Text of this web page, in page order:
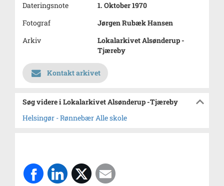
Dateringsnote
1. Oktober 1970
Fotograf
Jørgen Rubæk Hansen
Arkiv
Lokalarkivet Alsønderup -
Tjæreby
Kontakt arkivet
Søg videre i Lokalarkivet Alsønderup -Tjæreby
Helsingør - Rønnebær Alle skole